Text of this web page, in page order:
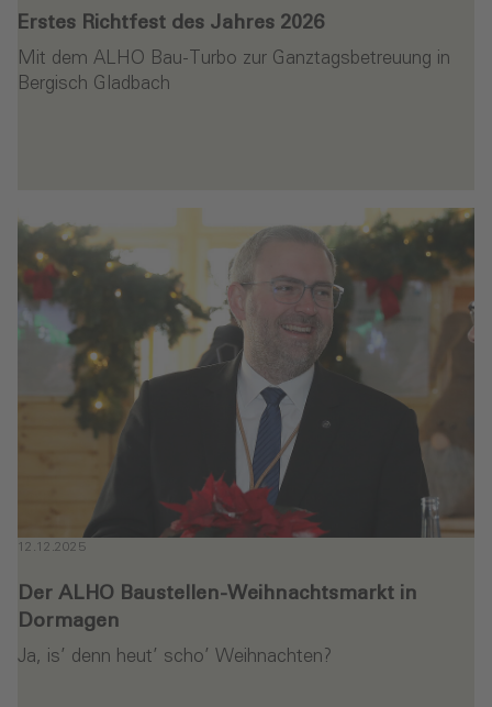
Erstes Richtfest des Jahres 2026
Mit dem ALHO Bau-Turbo zur Ganztagsbetreuung in
Bergisch Gladbach
12.12.2025
Der ALHO Baustellen-Weihnachtsmarkt in
Dormagen
Ja, is’ denn heut’ scho’ Weihnachten?